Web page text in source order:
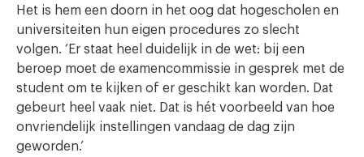
Het is hem een doorn in het oog dat hogescholen en
universiteiten hun eigen procedures zo slecht
volgen. ‘Er staat heel duidelijk in de wet: bij een
beroep moet de examencommissie in gesprek met de
student om te kijken of er geschikt kan worden. Dat
gebeurt heel vaak niet. Dat is hét voorbeeld van hoe
onvriendelijk instellingen vandaag de dag zijn
geworden.’